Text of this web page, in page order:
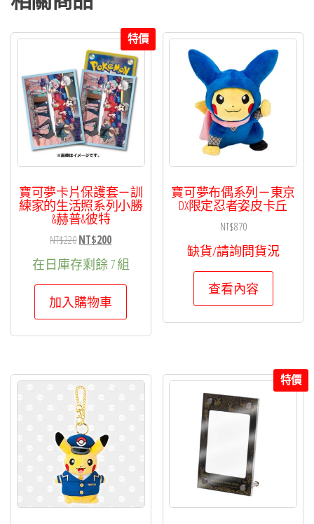
特價
寶可夢卡片保護套－訓
練家的生活照系列小勝
&赫普&彼特
NT$220原
始
價
格：
NT$220。
NT$200目
前
價
格：
NT$200。
在日庫存剩餘 7 組
加入購物車
寶可夢布偶系列－東京
DX限定忍者姿皮卡丘
NT$870
缺貨/請詢問貨況
查看內容
特價